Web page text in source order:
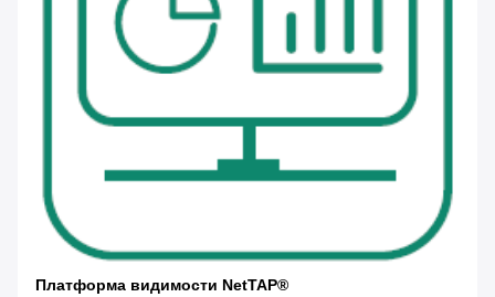
Платформа видимости NetTAP®